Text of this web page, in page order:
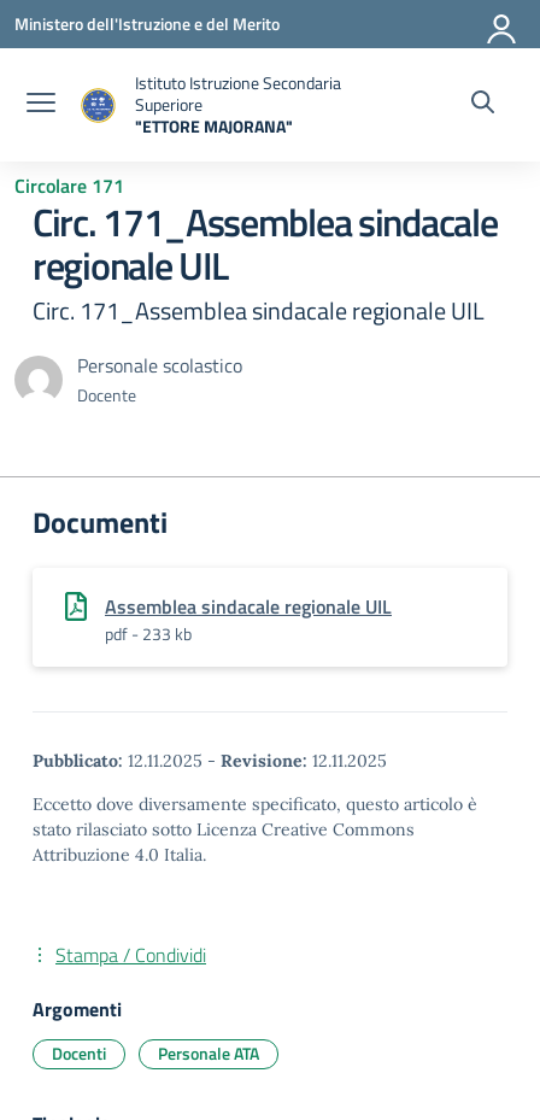
Vai ai contenuti
Vai al menu di navigazione
Vai al footer
Ministero dell'Istruzione e del Merito
Istituto Istruzione Secondaria
Superiore
"ETTORE MAJORANA"
Circolare 171
Circ. 171_Assemblea sindacale
regionale UIL
Circ. 171_Assemblea sindacale regionale UIL
Personale scolastico
Docente
Documenti
Assemblea sindacale regionale UIL
pdf - 233 kb
Pubblicato: 12.11.2025 - Revisione: 12.11.2025
Eccetto dove diversamente specificato, questo articolo è
stato rilasciato sotto Licenza Creative Commons
Attribuzione 4.0 Italia.
Stampa / Condividi
Argomenti
Docenti Personale ATA